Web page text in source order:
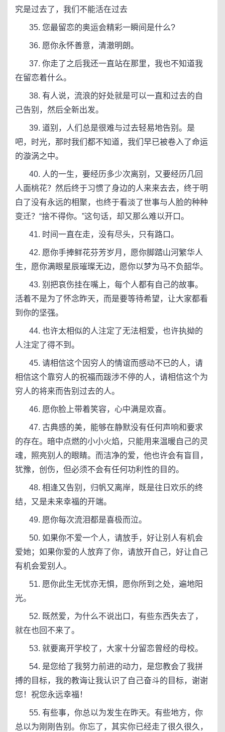
究是过去了，我们不能活在过去
35. 您最留恋的奥运会精彩一瞬间是什么?
36. 愿你永怀善意，清澈明朗。
37. 你走了之后我还一直站在那里，我也不知道我
在留恋着什么。
38. 有人说，流浪的好处就是可以一直和过去的自
己告别，然后全新出发。
39. 道别，人们总是很难与过去轻易地告别。是
吧，时光，那时我们都不知道，我们早已被卷入了命运
的漩涡之中。
40. 人的一生，要经历多少次离别，又要经历几回
人面桃花？然后终于习惯了身边的人来来去去，终于明
白了没有永远的相聚，也终于看淡了世事与人脸的种种
变迁？“捨不得你。”这句话，却又那么难以开口。
41. 时间一直在走，没有尽头，只有路口。
42. 愿你手捧鲜花芬芳岁月，愿你脚踏山河繁华人
生，愿你满眼星辰璀璨无边，愿你以梦为马不负韶华。
43. 别把哀伤挂在嘴上，每个人都有自己的故事。
活着不是为了怀念昨天，而是要等待希望，让大家都看
到你的坚强。
44. 也许太相似的人注定了无法相爱，也许执拗的
人注定了得不到。
45. 请相信这个因穷人的情谊而感动不已的人，请
相信这个靠穷人的祝福而跋涉不停的人，请相信这个为
穷人的将来而告别过去的人。
46. 愿你脸上带着笑容，心中满是欢喜。
47. 古典感的美，能够在静默没有任何声响和要求
的存在。暗中点燃的小小火焰，只能用来温暖自己的灵
魂，照亮别人的眼睛。而洁净的爱，他也许会有盲目，
犹豫，创伤，但必须不会有任何功利性的目的。
48. 相逢又告别，归帆又离岸，既是往日欢乐的终
结，又是未来幸福的开端。
49. 愿你每次流泪都是喜极而泣。
50. 如果你不爱一个人，请放手，好让别人有机会
爱她；如果你爱的人放弃了你，请放开自己，好让自己
有机会爱别人。
51. 愿你此生无忧亦无惧，愿你所到之处，遍地阳
光。
52. 既然爱，为什么不说出口，有些东西失去了，
就在也回不来了。
53. 就要离开学校了，大家十分留恋曾经的母校。
54. 是您给了我努力前进的动力，是您教会了我拼
搏的目标，我的教诲让我认识了自己奋斗的目标，谢谢
您！祝您永远幸福！
55. 有些事，你总以为发生在昨天。有些地方，你
总以为刚刚告别。你忘了，其实你已经走了很久很久，